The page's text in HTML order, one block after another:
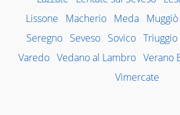
Lissone
Macherio Meda Muggiò
Seregno Seveso Sovico Triuggio
Varedo Vedano al Lambro Verano
Vimercate